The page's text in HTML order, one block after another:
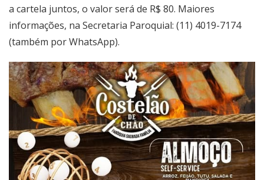
a cartela juntos, o valor será de R$ 80. Maiores
informações, na Secretaria Paroquial: (11) 4019-7174
(também por WhatsApp).